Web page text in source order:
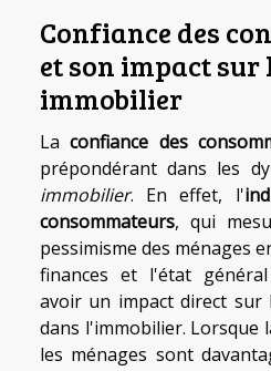
Confiance des
et son impact sur
immobilier
Laconfiance des
prépondérant dans les
immobilier. En effet, l'
consommateurs, qui
pessimisme des ménages
finances et l'état
avoir un impact direct
dans l'immobilier. Lorsque
les ménages sont